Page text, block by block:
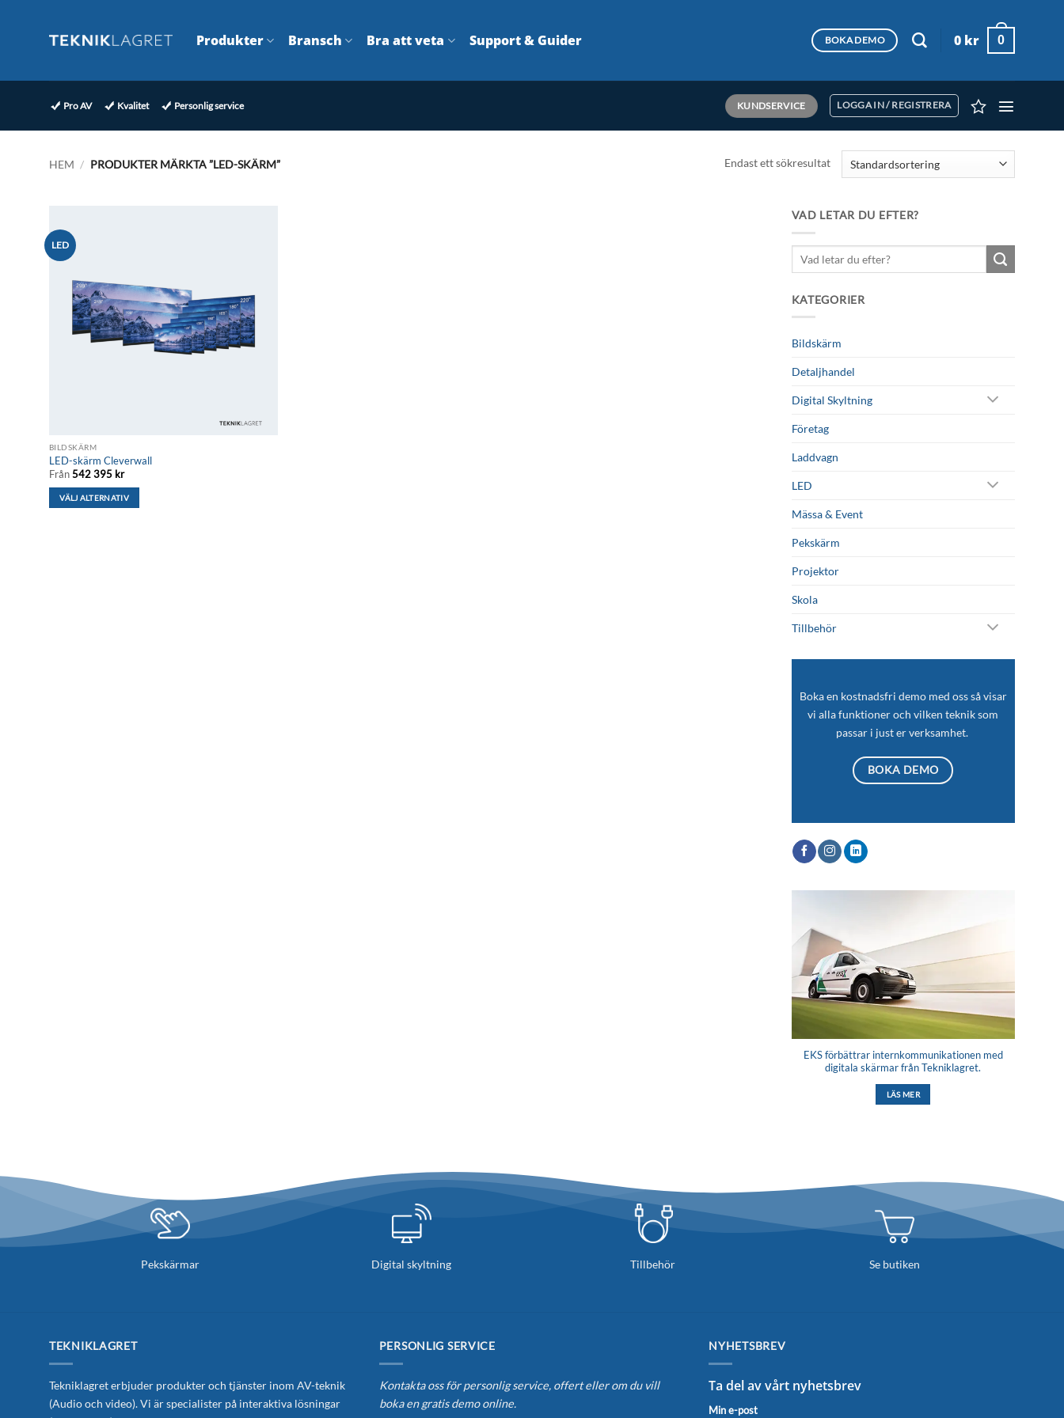
Produkter Bransch Bra att veta Support & Guider BOKA DEMO 0 kr 0
Pro AV Kvalitet Personlig service KUNDSERVICE LOGGA IN / REGISTRERA
HEM / PRODUKTER MÄRKTA ”LED-SKÄRM” Endast ett sökresultat
LED
BILDSKÄRM
LED-skärm Cleverwall
Från542 395 kr
VÄLJ ALTERNATIV
VAD LETAR DU EFTER?
KATEGORIER
Bildskärm
Detaljhandel
Digital Skyltning
Företag
Laddvagn
LED
Mässa & Event
Pekskärm
Projektor
Skola
Tillbehör
Boka en kostnadsfri demo med oss så visar
vi alla funktioner och vilken teknik som
passar i just er verksamhet.
BOKA DEMO
EKS förbättrar internkommunikationen med
digitala skärmar från Tekniklagret.
LÄS MER
Pekskärmar Digital skyltning Tillbehör Se butiken
TEKNIKLAGRET
Tekniklagret erbjuder produkter och tjänster inom AV-teknik
(Audio och video). Vi är specialister på interaktiva lösningar
PERSONLIG SERVICE
Kontakta oss för personlig service, offert eller om du vill
boka en gratis demo online.
NYHETSBREV
Ta del av vårt nyhetsbrev
Min e-post